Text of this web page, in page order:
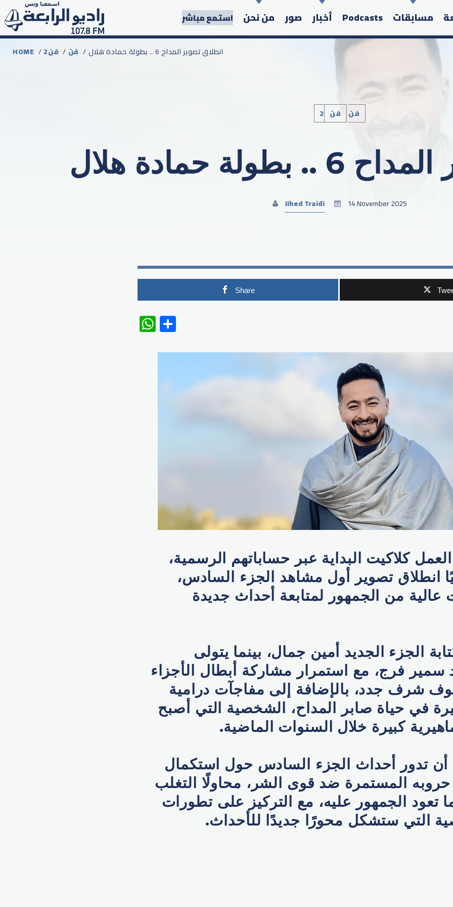
مسابقات Podcasts أخبار صور من نحن استمع مباشر
Search in the website:
HOME / 2فن / فن / انطلاق تصوير المداح 6 .. بطولة حمادة هلال
2فن فن
حمادة هلال
Jihed Traidi 14 November 2025
Share
WhatsApp
كلاكيت البداية عبر حساباتهم الرسمية،
انطلاق تصوير أول مشاهد الجزء السادس،
من الجمهور لمتابعة أحداث جديدة
الجزء الجديد أمين جمال، بينما يتولى
سمير فرج، مع استمرار مشاركة أبطال الأجزاء
شرف جدد، بالإضافة إلى مفاجآت درامية
في حياة صابر المداح، الشخصية التي أصبح
كبيرة خلال السنوات الماضية.
أن تدور أحداث الجزء السادس حول استكمال
حروبه المستمرة ضد قوى الشر، محاولًا التغلب
تعود الجمهور عليه، مع التركيز على تطورات
التي ستشكل محورًا جديدًا للأحداث.